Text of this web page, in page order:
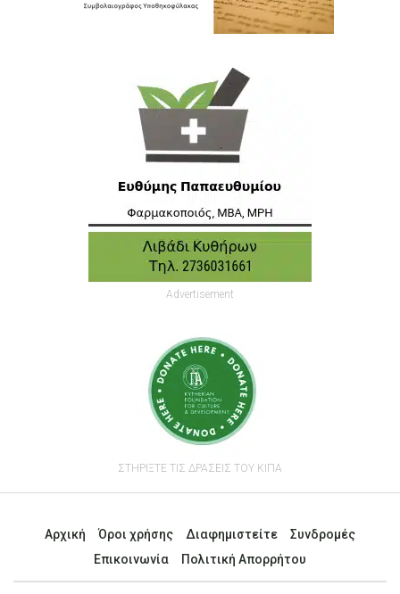
Advertisement
ΣΤΗΡΙΞΤΕ ΤΙΣ ΔΡΑΣΕΙΣ ΤΟΥ ΚΙΠΑ
Αρχική Όροι χρήσης Διαφημιστείτε
Συνδρομές
Επικοινωνία
Πολιτική Απορρήτου